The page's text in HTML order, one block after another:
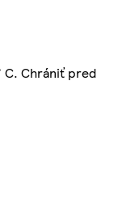
C. Chrániť pred